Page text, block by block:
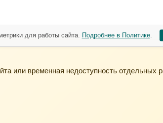
или временная недоступность
для работы сайта. Подробнее в Политике.